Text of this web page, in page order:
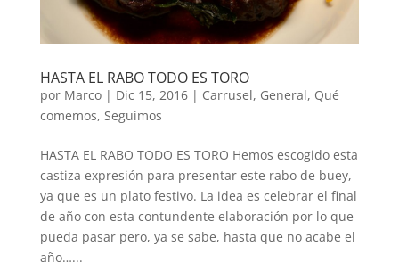
HASTA EL RABO TODO ES TORO
por Marco| Dic 15, 2016| Carrusel, General, Qué
comemos, Seguimos
HASTA EL RABO TODO ES TORO Hemos escogido esta
castiza expresión para presentar este rabo de buey,
ya que es un plato festivo. La idea es celebrar el final
de año con esta contundente elaboración por lo que
pueda pasar pero, ya se sabe, hasta que no acabe el
año…...